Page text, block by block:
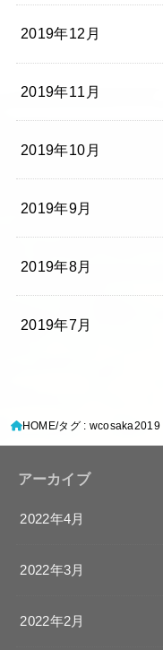
2019年12月
2019年11月
2019年10月
2019年9月
2019年8月
2019年7月
HOME タグ : wcosaka2019
アーカイブ
2022年4月
2022年3月
2022年2月